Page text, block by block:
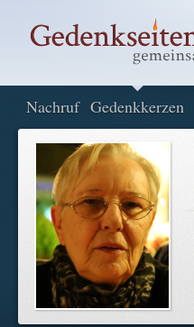
Nachruf Gedenkkerzen